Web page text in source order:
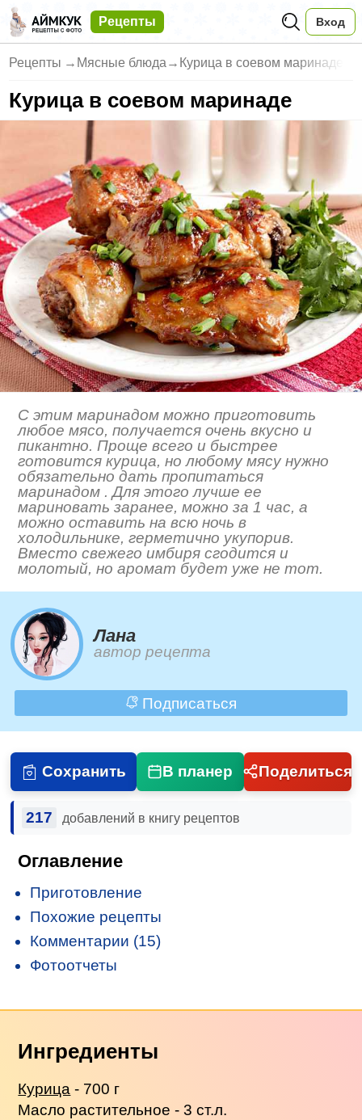
Рецепты Вход
Рецепты → Мясные блюда → Курица в соевом маринаде
Курица в соевом маринаде
С этим маринадом можно приготовить
любое мясо, получается очень вкусно и
пикантно. Проще всего и быстрее
готовится курица, но любому мясу нужно
обязательно дать пропитаться
маринадом . Для этого лучше ее
мариновать заранее, можно за 1 час, а
можно оставить на всю ночь в
холодильнике, герметично укупорив.
Вместо свежего имбиря сгодится и
молотый, но аромат будет уже не тот.
Лана
автор рецепта
Подписаться
Сохранить В планер Поделиться
217 добавлений в книгу рецептов
Оглавление
Приготовление
Похожие рецепты
Комментарии (15)
Фотоотчеты
Ингредиенты
Курица - 700 г
Масло растительное - 3 ст.л.